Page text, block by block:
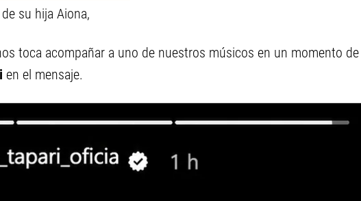
su hija Aiona,
toca acompañar a uno de nuestros músicos en un momento de
en el mensaje.